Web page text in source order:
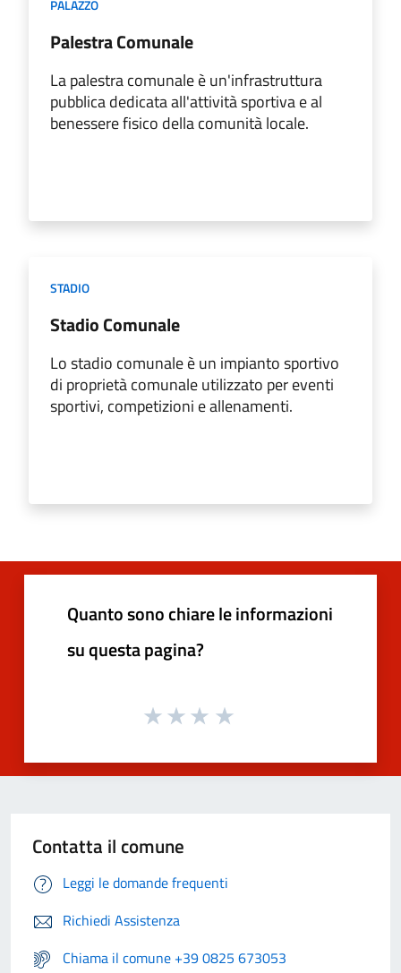
PALAZZO
Palestra Comunale
La palestra comunale è un'infrastruttura
pubblica dedicata all'attività sportiva e al
benessere fisico della comunità locale.
STADIO
Stadio Comunale
Lo stadio comunale è un impianto sportivo
di proprietà comunale utilizzato per eventi
sportivi, competizioni e allenamenti.
Quanto sono chiare le informazioni
su questa pagina?
Contatta il comune
Leggi le domande frequenti
Richiedi Assistenza
Chiama il comune +39 0825 673053